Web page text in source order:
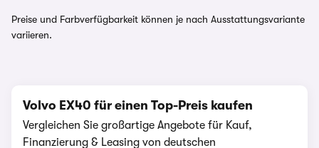
Preise und Farbverfügbarkeit können je nach Ausstattungsvariante
variieren.
Volvo EX40 für einen Top-Preis kaufen
Vergleichen Sie großartige Angebote für Kauf,
Finanzierung & Leasing von deutschen